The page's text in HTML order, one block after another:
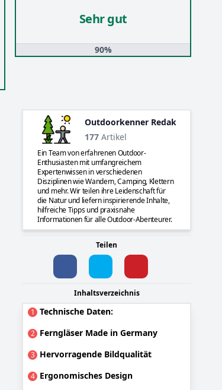
Sehr gut
90%
Outdoorkenner Redaktion
177 Artikel
Ein Team von erfahrenen Outdoor-
Enthusiasten mit umfangreichem
Expertenwissen in verschiedenen
Disziplinen wie Wandern, Camping, Klettern
und mehr. Wir teilen ihre Leidenschaft für
die Natur und liefern inspirierende Inhalte,
hilfreiche Tipps und praxisnahe
Informationen für alle Outdoor-Abenteurer.
Teilen
Inhaltsverzeichnis
1 Technische Daten:
2 Ferngläser Made in Germany
3 Hervorragende Bildqualität
4 Ergonomisches Design